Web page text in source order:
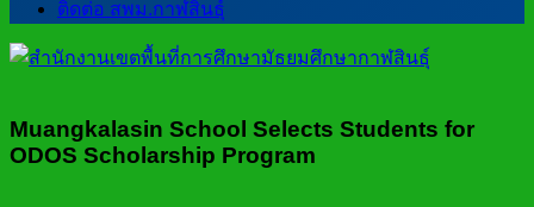
ติดต่อ สพม.กาฬสินธุ์
Muangkalasin School Selects Students for
ODOS Scholarship Program